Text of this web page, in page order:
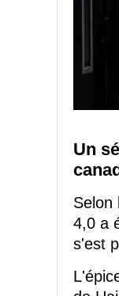
Un
Selon
4,0 a
s'est